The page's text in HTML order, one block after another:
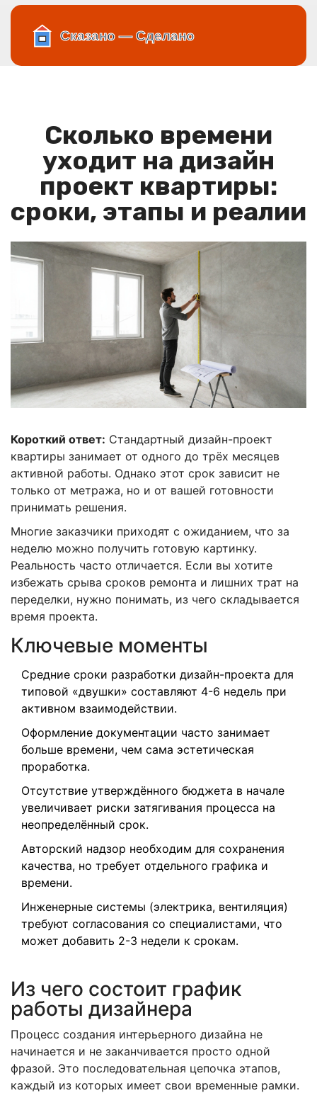
Сколько времени
уходит на дизайн
проект квартиры:
сроки, этапы и реалии
Короткий ответ: Стандартный дизайн-проект
квартиры занимает от одного до трёх месяцев
активной работы. Однако этот срок зависит не
только от метража, но и от вашей готовности
принимать решения.
Многие заказчики приходят с ожиданием, что за
неделю можно получить готовую картинку.
Реальность часто отличается. Если вы хотите
избежать срыва сроков ремонта и лишних трат на
переделки, нужно понимать, из чего складывается
время проекта.
Ключевые моменты
Средние сроки разработки дизайн-проекта для
типовой «двушки» составляют 4-6 недель при
активном взаимодействии.
Оформление документации часто занимает
больше времени, чем сама эстетическая
проработка.
Отсутствие утверждённого бюджета в начале
увеличивает риски затягивания процесса на
неопределённый срок.
Авторский надзор необходим для сохранения
качества, но требует отдельного графика и
времени.
Инженерные системы (электрика, вентиляция)
требуют согласования со специалистами, что
может добавить 2-3 недели к срокам.
Из чего состоит график
работы дизайнера
Процесс создания интерьерного дизайна не
начинается и не заканчивается просто одной
фразой. Это последовательная цепочка этапов,
каждый из которых имеет свои временные рамки.